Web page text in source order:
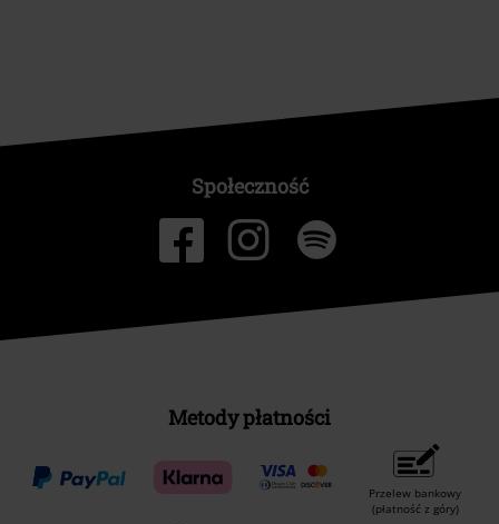
Społeczność
Metody płatności
Przelew bankowy
(płatność z góry)